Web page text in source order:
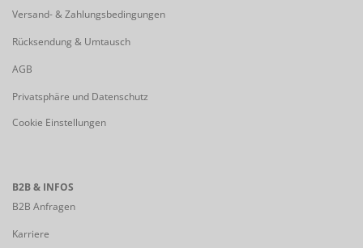
Versand- & Zahlungsbedingungen
Rücksendung & Umtausch
AGB
Privatsphäre und Datenschutz
Cookie Einstellungen
B2B & INFOS
B2B Anfragen
Karriere